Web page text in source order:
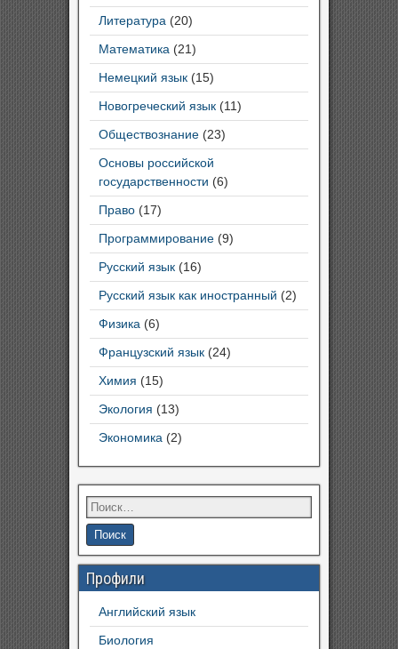
Литература (20)
Математика (21)
Немецкий язык (15)
Новогреческий язык (11)
Обществознание (23)
Основы российской
государственности (6)
Право (17)
Программирование (9)
Русский язык (16)
Русский язык как иностранный (2)
Физика (6)
Французский язык (24)
Химия (15)
Экология (13)
Экономика (2)
Профили
Английский язык
Биология